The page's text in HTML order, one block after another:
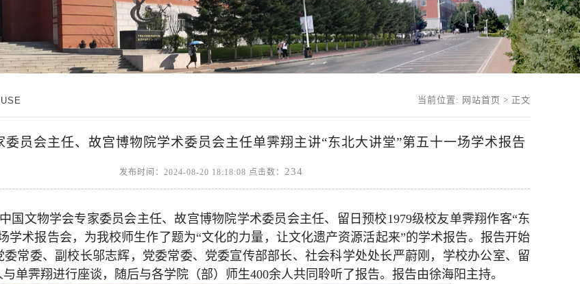
当前位置: 网站首页 > 正文
委员会主任、故宫博物院学术委员会主任单霁翔主讲“东北大讲堂”第五十一场学术报告
发布时间：2024-08-20 18:18:08 点击数： 234
国文物学会专家委员会主任、故宫博物院学术委员会主任、留日预校1979级校友单霁翔作客“东
学术报告会，为我校师生作了题为“文化的力量，让文化遗产资源活起来”的学术报告。报告开始
委常委、副校长邬志辉，党委常委、党委宣传部部长、社会科学处处长严蔚刚，学校办公室、留
单霁翔进行座谈，随后与各学院（部）师生400余人共同聆听了报告。报告由徐海阳主持。